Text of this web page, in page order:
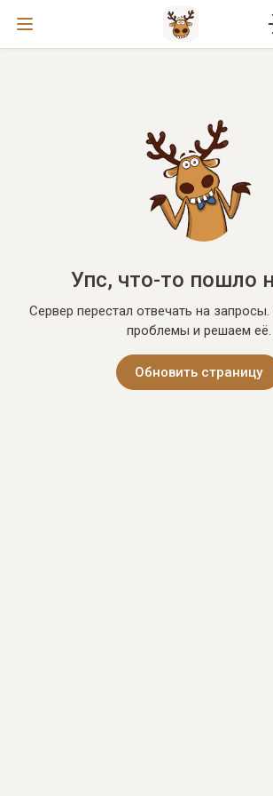
Упс, что-то пошло
Сервер перестал отвечать на
проблемы и решаем её.
Обновить страницу